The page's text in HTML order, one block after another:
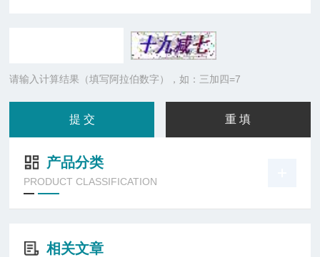
请输入计算结果（填写阿拉伯数字），如：三加四=7
产品分类
PRODUCT CLASSIFICATION
相关文章